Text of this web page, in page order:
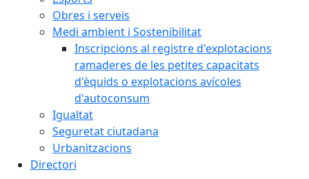
Obres i serveis
Medi ambient i Sostenibilitat
Inscripcions al registre d'explotacions
ramaderes de les petites capacitats
d'èquids o explotacions avícoles
d'autoconsum
Igualtat
Seguretat ciutadana
Urbanitzacions
Directori